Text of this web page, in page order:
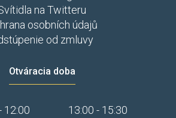
na Twitteru
osobních údajů
od zmluvy
Otváracia doba
12:00
13:00 - 15:30